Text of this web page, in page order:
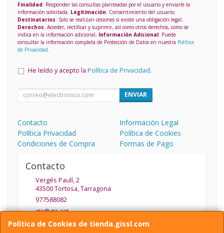
Política de Cookies de tienda.gissl.com
Finalidad: Responder las consultas planteadas por el usuario y enviarle la
información solicitada; Legitimación: Consentimiento del usuario;
Destinatarios: Solo se realizan cesiones si existe una obligación legal;
Derechos: Acceder, rectificar y suprimir, así como otros derechos, como se
indica en la información adicional; Información Adicional: Puede
consultar la información completa de Protección de Datos en nuestra Política
de Privacidad
He leído y acepto la Política de Privacidad.
ENVIAR
Contacto
Información Legal
Política Privacidad
Política de Cookies
Condiciones de Compra
Formas de Pago
Contacto
Vergés Paulí, 2
43500Tortosa,Tarragona
977588082
gis@gis.cat